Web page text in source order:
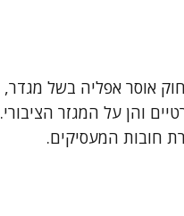
אוסר אפליה בשל מגדר,
והן על המגזר הציבורי.
חובות המעסיקים.